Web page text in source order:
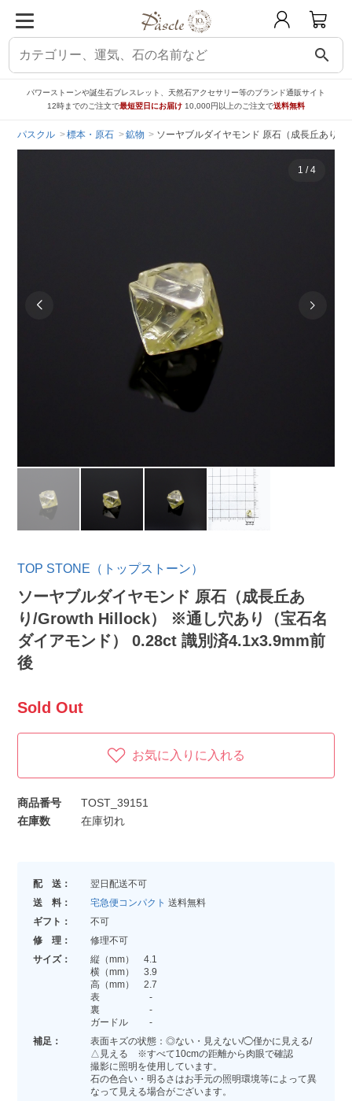
search
パワーストーンや誕生石ブレスレット、天然石アクセサリー等のブランド通販サイト
12時までのご注文で最短翌日にお届け 10,000円以上のご注文で送料無料
パスクル 標本・原石 鉱物 ソーヤブルダイヤモンド 原石（成長丘あり/
1 /4
TOP STONE（トップストーン）
ソーヤブルダイヤモンド 原石（成長丘あ
り/Growth Hillock） ※通し穴あり（宝石名
ダイアモンド） 0.28ct 識別済4.1x3.9mm前
後
Sold Out
お気に入りに入れる
商品番号
TOST_39151
在庫数
在庫切れ
配 送：
翌日配送不可
送 料：
宅急便コンパクト 送料無料
ギフト：
不可
修 理：
修理不可
サイズ：
縦（mm） 4.1
横（mm） 3.9
高（mm） 2.7
表 -
裏 -
ガードル -
補足：
表面キズの状態：◎ない・見えない/◯僅かに見える/
△見える ※すべて10cmの距離から肉眼で確認
撮影に照明を使用しています。
石の色合い・明るさはお手元の照明環境等によって異
なって見える場合がございます。